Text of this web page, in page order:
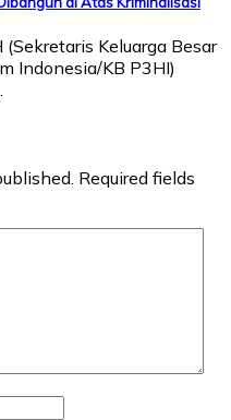
Keluarga Besar
Indonesia/KB P3HI)
Required fields